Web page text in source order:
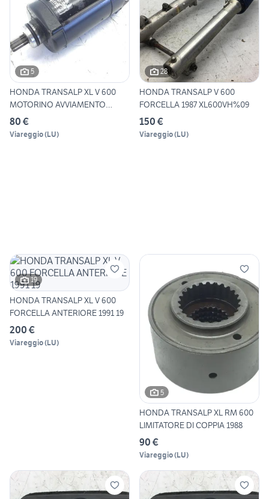
5
HONDA TRANSALP XL V 600
MOTORINO AVVIAMENTO
STARTE
80 €
Viareggio(LU)
28
HONDA TRANSALP V 600
FORCELLA 1987 XL600VH%09
150 €
Viareggio(LU)
19
HONDA TRANSALP XL V 600
FORCELLA ANTERIORE 1991 19
200 €
Viareggio(LU)
5
HONDA TRANSALP XL RM 600
LIMITATORE DI COPPIA 1988
90 €
Viareggio(LU)